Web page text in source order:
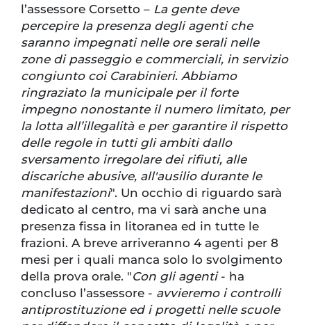
l’assessore Corsetto – La gente deve
percepire la presenza degli agenti che
saranno impegnati nelle ore serali nelle
zone di passeggio e commerciali, in servizio
congiunto coi Carabinieri. Abbiamo
ringraziato la municipale per il forte
impegno nonostante il numero limitato, per
la lotta all’illegalità e per garantire il rispetto
delle regole in tutti gli ambiti dallo
sversamento irregolare dei rifiuti, alle
discariche abusive, all'ausilio durante le
manifestazioni". Un occhio di riguardo sarà
dedicato al centro, ma vi sarà anche una
presenza fissa in litoranea ed in tutte le
frazioni. A breve arriveranno 4 agenti per 8
mesi per i quali manca solo lo svolgimento
della prova orale. "Con gli agenti- ha
concluso l’assessore - avvieremo i controlli
antiprostituzione ed i progetti nelle scuole